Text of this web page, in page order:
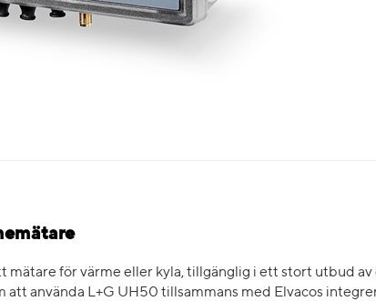
mätare för värme eller kyla, tillgänglig i ett stort utbud
att använda L+G UH50 tillsammans med Elvacos